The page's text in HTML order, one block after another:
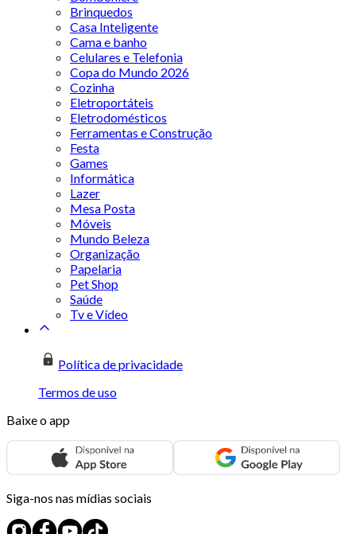
Brinquedos
Casa Inteligente
Cama e banho
Celulares e Telefonia
Copa do Mundo 2026
Cozinha
Eletroportáteis
Eletrodomésticos
Ferramentas e Construção
Festa
Games
Informática
Lazer
Mesa Posta
Móveis
Mundo Beleza
Organização
Papelaria
Pet Shop
Saúde
Tv e Vídeo
Política de privacidade
Termos de uso
Baixe o app
Siga-nos nas mídias sociais